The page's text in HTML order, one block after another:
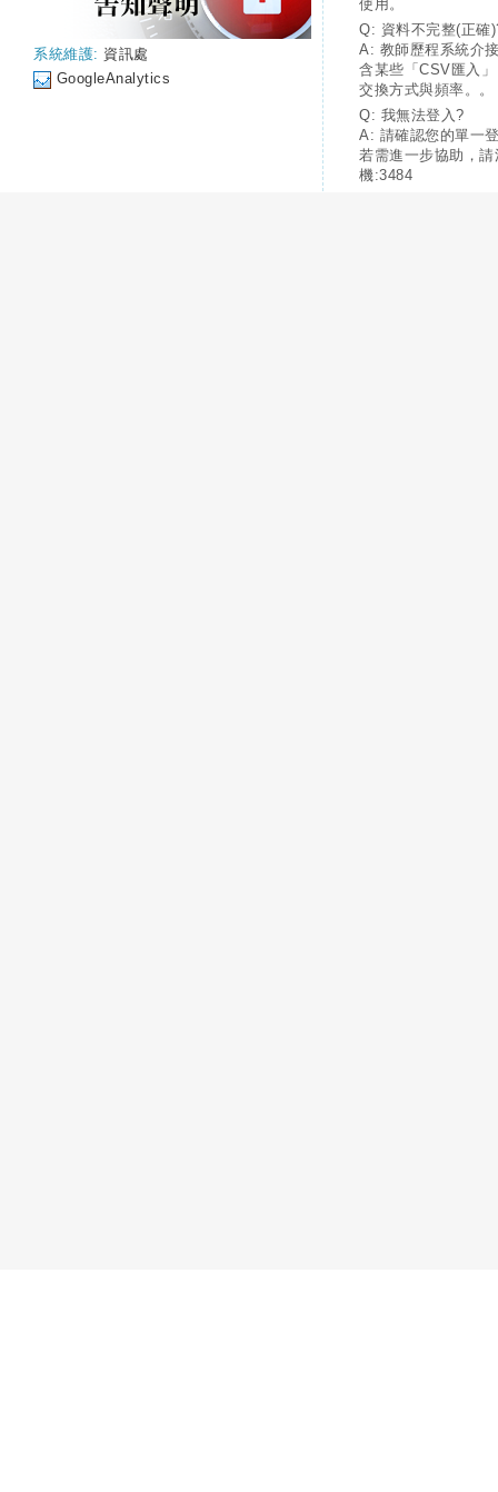
系統維護: 資訊處
GoogleAnalytics
使用。
Q: 資料不完整(正確
A: 教師歷程系統介
含某些「CSV匯入
交換方式與頻率。。
Q: 我無法登入?
A: 請確認您的單一
若需進一步協助，
機:3484